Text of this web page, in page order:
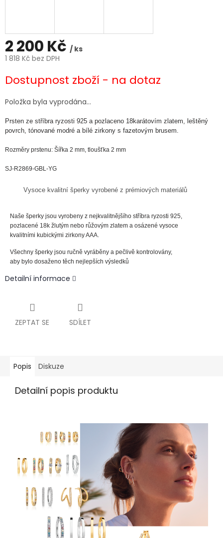
2 200 Kč / ks
1 818 Kč bez DPH
cena:
Dostupnost zboží - na dotaz
Položka byla vyprodána…
Prsten ze stříbra ryzosti 925 a pozlaceno 18karátovím zlatem, leštěný
povrch, tónované modré a bílé zirkony s fazetovým brusem.
Rozměry prstenu: Šířka 2 mm, tloušťka 2 mm
SJ-R2869-GBL-YG
Vysoce kvalitní šperky vyrobené z prémiových materiálů
Naše šperky jsou vyrobeny z nejkvalitnějšího stříbra ryzosti 925,
pozlacené 18k žlutým nebo růžovým zlatem a osázené vysoce
kvalitními kubickými zirkony AAA.
Všechny šperky jsou ručně vyráběny a pečlivě kontrolovány,
aby bylo dosaženo těch nejlepších výsledků
Detailní informace
ZEPTAT SE SDÍLET
Popis Diskuze
Detailní popis produktu